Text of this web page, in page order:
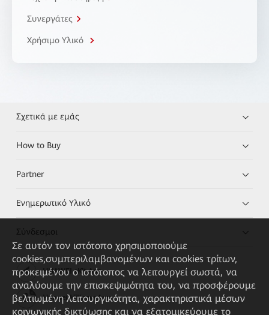
Συνεργάτες
Χρήσιμο Υλικό
Σχετικά με εμάς
How to Buy
Partner
Ενημερωτικό Υλικό
Σύνδεσμοι
HUAWEI eKit App
Huawei HiKnow App
Σε αυτόν τον ιστότοπο χρησιμοποιούμε
cookies,συμπεριλαμβανομένων και cookies τρίτων,
προκειμένου ο ιστότοπος να λειτουργεί σωστά, να
αναλύουμε την επισκεψιμότητα του, να προσφέρουμε
βελτιωμένη λειτουργικότητα, χαρακτηριστικά μέσων
κοινωνικής δικτύωσης και να εξατομικεύουμε το